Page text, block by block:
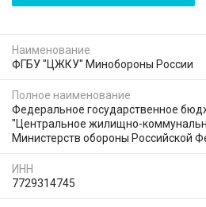
Наименование
ФГБУ "ЦЖКУ" Минобороны России
Полное наименование
Федеральное государственное
"Центральное жилищно-
Министерств обороны Российской
ИНН
7729314745